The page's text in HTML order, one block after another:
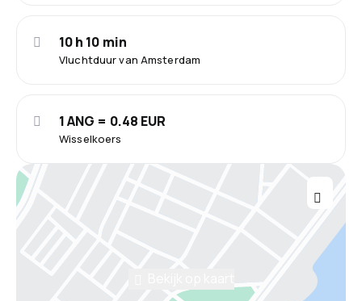
Vluchtduur van Amsterdam
10 h 10 min
Wisselkoers
1 ANG = 0.48 EUR